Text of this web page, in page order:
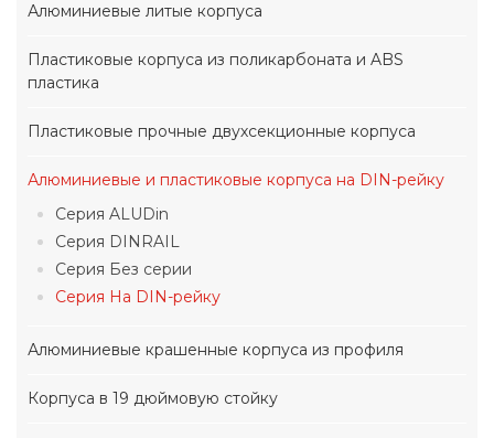
Алюминиевые литые корпуса
Пластиковые корпуса из поликарбоната и ABS
пластика
Пластиковые прочные двухсекционные корпуса
Алюминиевые и пластиковые корпуса на DIN-рейку
Серия ALUDin
Серия DINRAIL
Серия Без серии
Серия На DIN-рейку
Алюминиевые крашенные корпуса из профиля
Корпуса в 19 дюймовую стойку